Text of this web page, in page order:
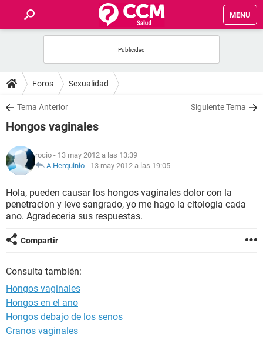
MENU
FOROS
SALUD
FAMILIA
NUTRICIÓN
BIENESTAR
Foros Sexualidad
Tema Anterior Siguiente Tema
Hongos vaginales
rocio - 13 may 2012 a las 13:39
A.Herquinio - 13 may 2012 a las 19:05
Hola, pueden causar los hongos vaginales dolor con la
penetracion y leve sangrado, yo me hago la citologia cada
ano. Agradeceria sus respuestas.
Compartir
Consulta también:
Hongos vaginales
Hongos en el ano
Hongos debajo de los senos
Granos vaginales